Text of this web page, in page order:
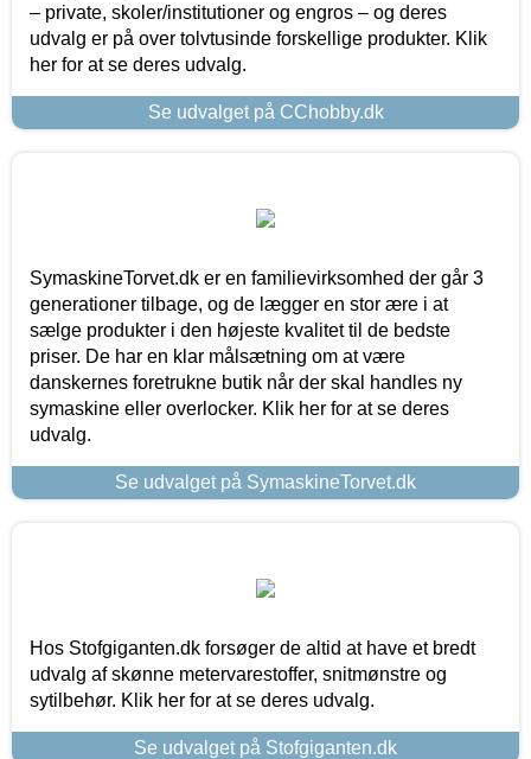
– private, skoler/institutioner og engros – og deres
udvalg er på over tolvtusinde forskellige produkter. Klik
her for at se deres udvalg.
Se udvalget på CChobby.dk
SymaskineTorvet.dk er en familievirksomhed der går 3
generationer tilbage, og de lægger en stor ære i at
sælge produkter i den højeste kvalitet til de bedste
priser. De har en klar målsætning om at være
danskernes foretrukne butik når der skal handles ny
symaskine eller overlocker. Klik her for at se deres
udvalg.
Se udvalget på SymaskineTorvet.dk
Hos Stofgiganten.dk forsøger de altid at have et bredt
udvalg af skønne metervarestoffer, snitmønstre og
sytilbehør. Klik her for at se deres udvalg.
Se udvalget på Stofgiganten.dk